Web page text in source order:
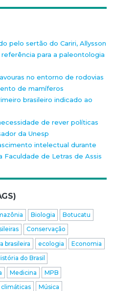
pelo sertão do Cariri, Allysson
para a paleontologia
no entorno de rodovias
de mamíferos
brasileiro indicado ao
de rever políticas
da Unesp
intelectual durante
de Letras de Assis
Biologia
Botucatu
Conservação
brasileira ecologia
Economia
do Brasil
Medicina
MPB
Música